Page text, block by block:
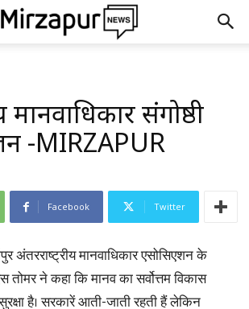
मानवाधिकार संगोष्ठी
-MIRZAPUR
Facebook Twitter
अंतरराष्ट्रीय मानवाधिकार एसोसिएशन के
तोमर ने कहा कि मानव का सर्वोत्तम विकास
है। सरकारें आती-जाती रहती हैं लेकिन